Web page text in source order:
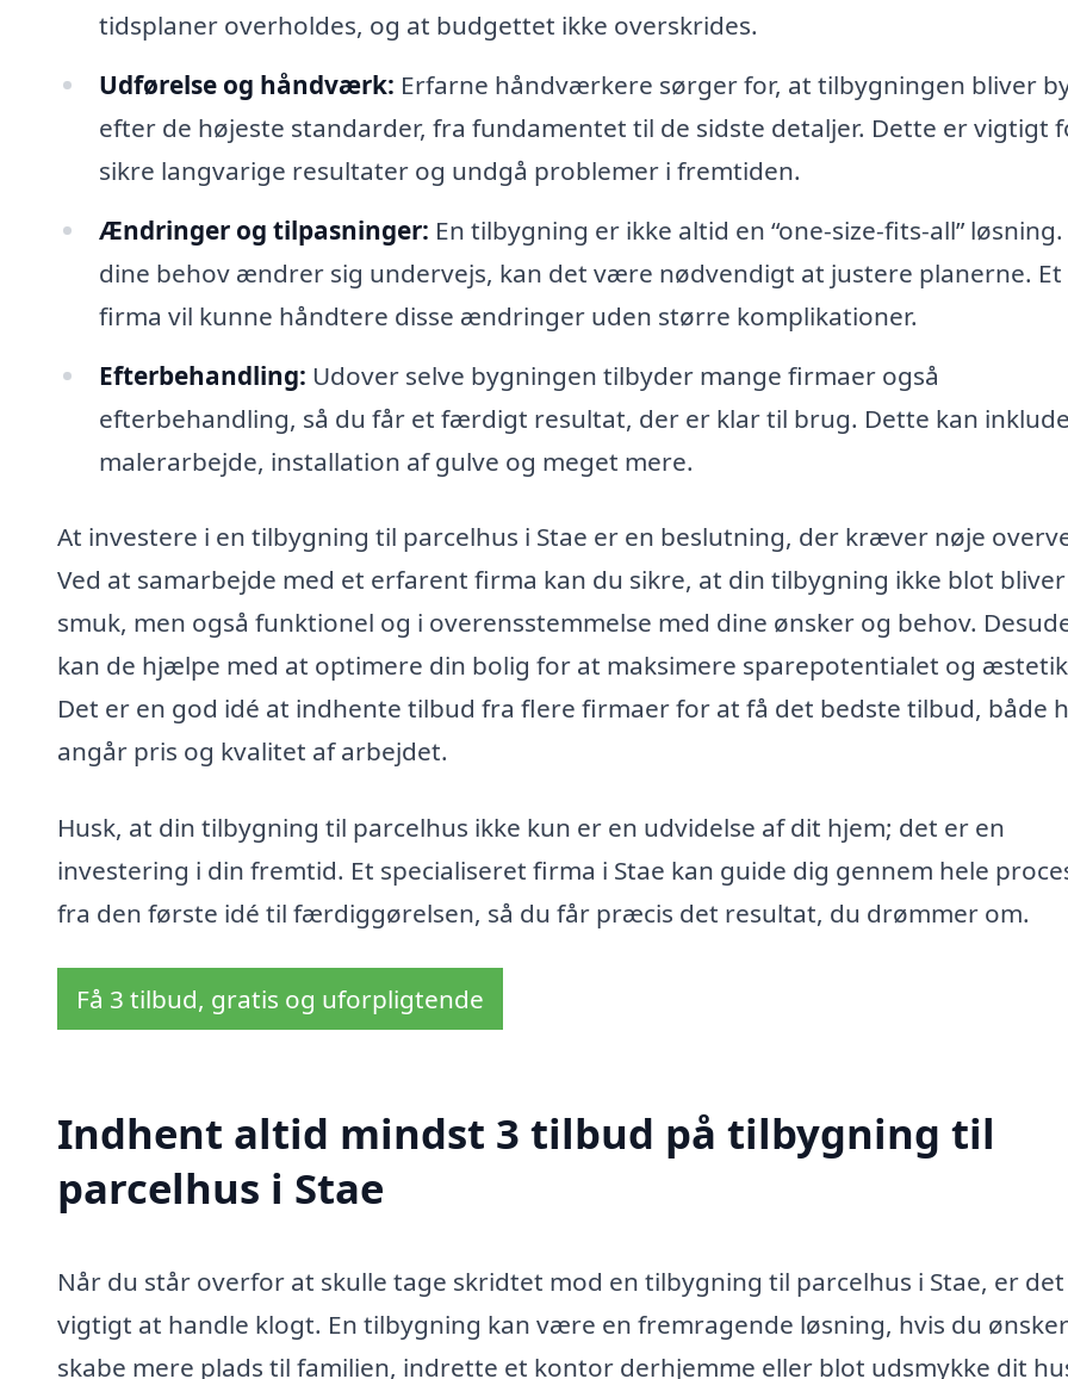
tidsplaner overholdes, og at budgettet ikke overskrides.
Udførelse og håndværk: Erfarne håndværkere sørger for, at tilbygningen bliver
efter de højeste standarder, fra fundamentet til de sidste detaljer. Dette er vigtigt
sikre langvarige resultater og undgå problemer i fremtiden.
Ændringer og tilpasninger: En tilbygning er ikke altid en “one-size-fits-all” løsning.
dine behov ændrer sig undervejs, kan det være nødvendigt at justere planerne.
firma vil kunne håndtere disse ændringer uden større komplikationer.
Efterbehandling: Udover selve bygningen tilbyder mange firmaer også
efterbehandling, så du får et færdigt resultat, der er klar til brug. Dette kan
malerarbejde, installation af gulve og meget mere.
At investere i en tilbygning til parcelhus i Stae er en beslutning, der kræver nøje
Ved at samarbejde med et erfarent firma kan du sikre, at din tilbygning ikke blot bliver
smuk, men også funktionel og i overensstemmelse med dine ønsker og behov.
kan de hjælpe med at optimere din bolig for at maksimere sparepotentialet og
Det er en god idé at indhente tilbud fra flere firmaer for at få det bedste tilbud, både
angår pris og kvalitet af arbejdet.
Husk, at din tilbygning til parcelhus ikke kun er en udvidelse af dit hjem; det er en
investering i din fremtid. Et specialiseret firma i Stae kan guide dig gennem hele
fra den første idé til færdiggørelsen, så du får præcis det resultat, du drømmer om.
Få 3 tilbud, gratis og uforpligtende
Indhent altid mindst 3 tilbud på tilbygning til
parcelhus i Stae
Når du står overfor at skulle tage skridtet mod en tilbygning til parcelhus i Stae, er det
vigtigt at handle klogt. En tilbygning kan være en fremragende løsning, hvis du
skabe mere plads til familien, indrette et kontor derhjemme eller blot udsmykke dit